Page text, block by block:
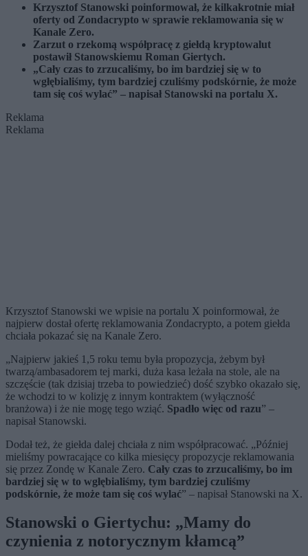
Krzysztof Stanowski poinformował, że kilkakrotnie miał
oferty od Zondacrypto w sprawie reklamowania się w
Kanale Zero.
Zarzut o rzekomą współpracę z giełdą kryptowalut
postawił Stanowskiemu Roman Giertych.
„Cały czas to zrzucaliśmy, bo im bardziej się w to
wgłębialiśmy, tym bardziej czuliśmy podskórnie, że może
tam się coś wylać” – napisał Stanowski na portalu X.
Reklama
Reklama
Krzysztof Stanowski we wpisie na portalu X poinformował, że
najpierw dostał ofertę reklamowania Zondacrypto, a potem giełda
chciała pokazać się na Kanale Zero.
„Najpierw jakieś 1,5 roku temu była propozycja, żebym był
twarzą/ambasadorem tej marki, duża kasa leżała na stole, ale na
szczęście (tak dzisiaj trzeba to powiedzieć) dość szybko okazało się,
że wchodzi to w kolizję z innym kontraktem (wyłączność
branżowa) i że nie mogę tego wziąć. Spadło więc od razu” –
napisał Stanowski.
Dodał też, że giełda dalej chciała z nim współpracować. „Później
mieliśmy powracające co kilka miesięcy propozycje reklamowania
się przez Zondę w Kanale Zero. Cały czas to zrzucaliśmy, bo im
bardziej się w to wgłębialiśmy, tym bardziej czuliśmy
podskórnie, że może tam się coś wylać” – napisał Stanowski na X.
Stanowski o Giertychu: „Mamy do
czynienia z notorycznym kłamcą”